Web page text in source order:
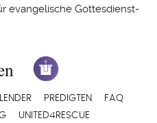
evangelische Gottesdienst-
PREDIGTEN
FAQ
UNITED4RESCUE